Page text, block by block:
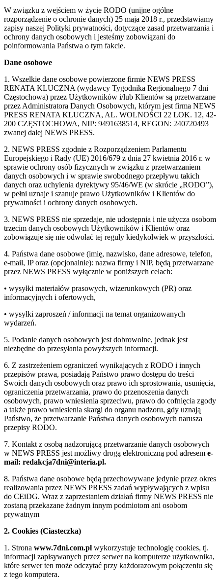
W związku z wejściem w życie RODO (unijne ogólne
rozporządzenie o ochronie danych) 25 maja 2018 r., przedstawiamy
zapisy naszej Polityki prywatności, dotyczące zasad przetwarzania i
ochrony danych osobowych i jesteśmy zobowiązani do
poinformowania Państwa o tym fakcie.
Dane osobowe
1. Wszelkie dane osobowe powierzone firmie NEWS PRESS
RENATA KLUCZNA (wydawcy Tygodnika Regionalnego 7 dni
Częstochowa) przez Użytkowników i/lub Klientów są przetwarzane
przez Administratora Danych Osobowych, którym jest firma NEWS
PRESS RENATA KLUCZNA, AL. WOLNOŚCI 22 LOK. 12, 42-
200 CZĘSTOCHOWA, NIP: 9491638514, REGON: 240720493
zwanej dalej NEWS PRESS.
2. NEWS PRESS zgodnie z Rozporządzeniem Parlamentu
Europejskiego i Rady (UE) 2016/679 z dnia 27 kwietnia 2016 r. w
sprawie ochrony osób fizycznych w związku z przetwarzaniem
danych osobowych i w sprawie swobodnego przepływu takich
danych oraz uchylenia dyrektywy 95/46/WE (w skrócie „RODO”),
w pełni uznaje i szanuje prawo Użytkowników i Klientów do
prywatności i ochrony danych osobowych.
3. NEWS PRESS nie sprzedaje, nie udostępnia i nie użycza osobom
trzecim danych osobowych Użytkowników i Klientów oraz
zobowiązuje się nie odwołać tej reguły kiedykolwiek w przyszłości.
4. Państwa dane osobowe (imię, nazwisko, dane adresowe, telefon,
e-mail, IP oraz (opcjonalnie): nazwa firmy i NIP, będą przetwarzane
przez NEWS PRESS wyłącznie w poniższych celach:
• wysyłki materiałów prasowych, wizerunkowych (PR) oraz
informacyjnych i ofertowych,
• wysyłki zaproszeń / informacji na temat organizowanych
wydarzeń.
5. Podanie danych osobowych jest dobrowolne, jednak jest
niezbędne do przesyłania powyższych informacji.
6. Z zastrzeżeniem ograniczeń wynikających z RODO i innych
przepisów prawa, posiadają Państwo prawo dostępu do treści
Swoich danych osobowych oraz prawo ich sprostowania, usunięcia,
ograniczenia przetwarzania, prawo do przenoszenia danych
osobowych, prawo wniesienia sprzeciwu, prawo do cofnięcia zgody
a także prawo wniesienia skargi do organu nadzoru, gdy uznają
Państwo, że przetwarzanie Państwa danych osobowych narusza
przepisy RODO.
7. Kontakt z osobą nadzorującą przetwarzanie danych osobowych
w NEWS PRESS jest możliwy drogą elektroniczną pod adresem e-
mail: redakcja7dni@interia.pl.
8. Państwa dane osobowe będą przechowywane jedynie przez okres
realizowania przez NEWS PRESS zadań wypływających z wpisu
do CEiDG. Wraz z zaprzestaniem działań firmy NEWS PRESS nie
zostaną przekazane żadnym innym podmiotom ani osobom
prywatnym
2. Cookies (Ciasteczka)
1. Strona www.7dni.com.pl wykorzystuje technologię cookies, tj.
informacji zapisywanych przez serwer na komputerze użytkownika,
które serwer ten może odczytać przy każdorazowym połączeniu się
z tego komputera.